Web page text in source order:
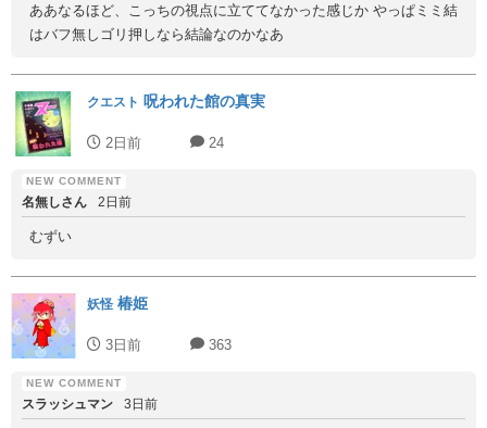
ああなるほど、こっちの視点に立ててなかった感じか やっぱミミ結
はバフ無しゴリ押しなら結論なのかなあ
クエスト 呪われた館の真実
2日前 24
名無しさん 2日前
むずい
妖怪 椿姫
3日前 363
スラッシュマン 3日前